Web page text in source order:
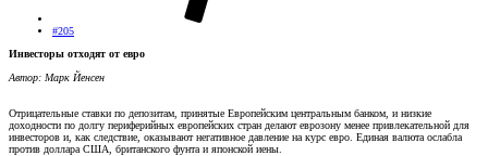
#205
Инвесторы отходят от евро
Автор: Марк Йенсен
Отрицательные ставки по депозитам, принятые Европейским центральным банком, и низкие
доходности по долгу периферийных европейских стран делают еврозону менее привлекательной для
инвесторов и, как следствие, оказывают негативное давление на курс евро. Единая валюта ослабла
против доллара США, британского фунта и японской иены.